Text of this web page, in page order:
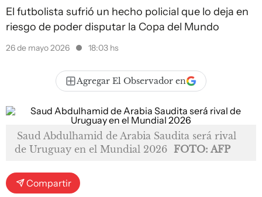
El futbolista sufrió un hecho policial que lo deja en
riesgo de poder disputar la Copa del Mundo
26 de mayo 2026 18:03 hs
Agregar El Observador en
Saud Abdulhamid de Arabia Saudita será rival
de Uruguay en el Mundial 2026 FOTO: AFP
Compartir